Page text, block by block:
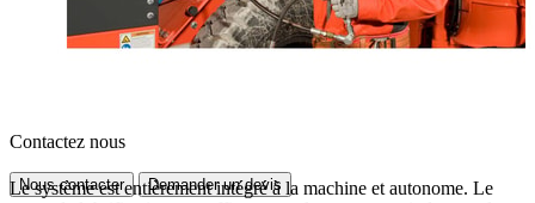
Contactez nous
Nous contacter Demander un devis
Le système est entièrement intégré à la machine et autonome. Le